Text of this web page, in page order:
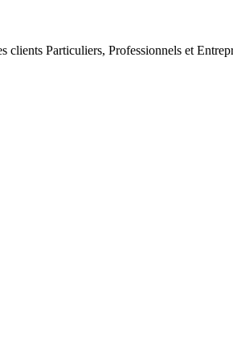
clients Particuliers, Professionnels et